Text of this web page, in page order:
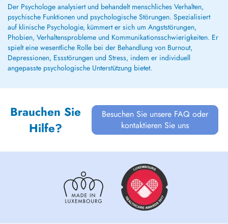
Der Psychologe analysiert und behandelt menschliches Verhalten,
psychische Funktionen und psychologische Störungen. Spezialisiert
auf klinische Psychologie, kümmert er sich um Angststörungen,
Phobien, Verhaltensprobleme und Kommunikationsschwierigkeiten. Er
spielt eine wesentliche Rolle bei der Behandlung von Burnout,
Depressionen, Essstörungen und Stress, indem er individuell
angepasste psychologische Unterstützung bietet.
Brauchen Sie
Hilfe?
Besuchen Sie unsere FAQ oder
kontaktieren Sie uns